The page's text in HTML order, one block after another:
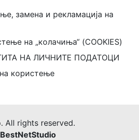
замена и рекламација на
на „колачиња“ (COOKIES)
НА ЛИЧНИТЕ ПОДАТОЦИ
користење
All rights reserved.
BestNetStudio